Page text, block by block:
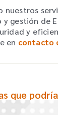
nuestros
gestión de
y
en contacto
que